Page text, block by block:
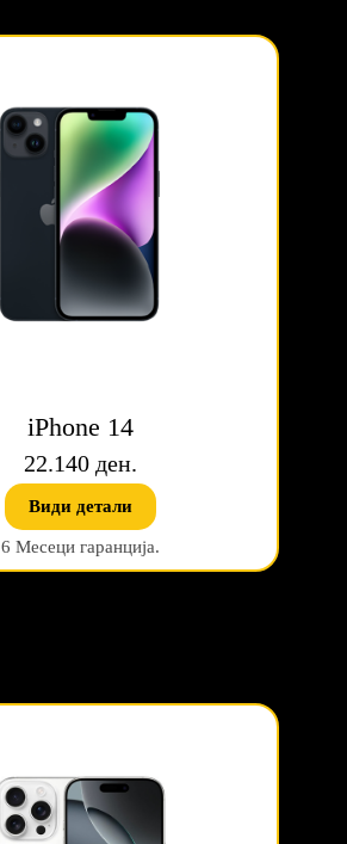
iPhone 14
22.140 ден.
Види детали
6 Месеци гаранција.